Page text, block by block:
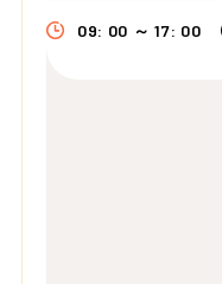
09: 00 ～ 17: 00